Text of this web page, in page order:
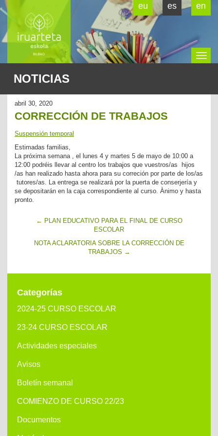
eu es en
NOTICIAS
abril 30, 2020
CORRECCIÓN DE TRABAJOS
Suspensión temporal
Estimadas familias,
La próxima semana , el lunes 4 y martes 5 de mayo de 10:00 a
12:00 podréis llevar al centro los trabajos que vuestros/as hijos
/as han realizado hasta ahora para su correción por parte de los/as
tutores/as. La entrega se realizará por la puerta de conserjería y
se depositarán en la caja correspondiente al curso. Ànimo y hasta
pronto.
← PLAN EDUCATIVO PARA EL FINAL DE CURSO
ESCOLAR
NOTA ACLARATORIA SOBRE LA CORRECCIÓN DE
TRABAJOS →
Categorías
2024-25 CURSO ESCOLAR
23-24 CURSO ESCOLAR
Actividades especiales
Avisos
Boletín semanal
COMIENZO DE CURSO 22/23
Documentos